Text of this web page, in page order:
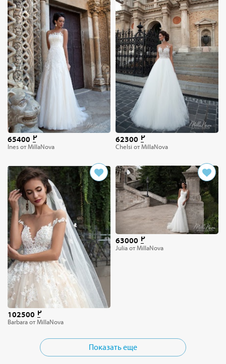
65400
Ines от MillaNova
62300
Chelsi от MillaNova
102500
Barbara от MillaNova
63000
Julia от MillaNova
Показать еще